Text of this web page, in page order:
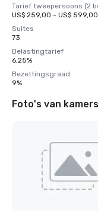
Tarief tweepersoons (2
US$ 259,00 - US$ 599,00
Suites
73
Belastingtarief
6,25%
Bezettingsgraad
9%
Foto's van kamers